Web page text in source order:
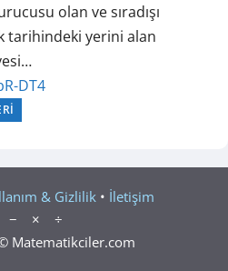
olan ve sıradışı
tarihindeki yerini alan
DT4
& Gizlilik • İletişim
− × ÷
Matematikciler.com